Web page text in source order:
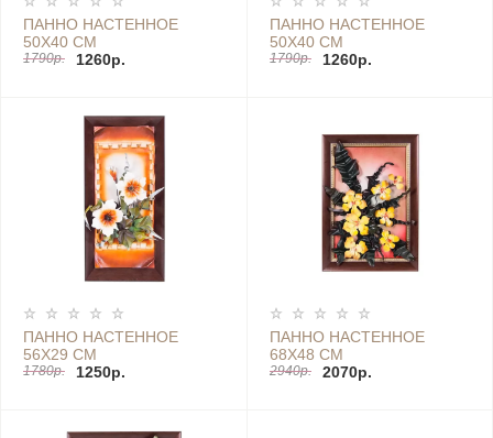
ПАННО НАСТЕННОЕ
50Х40 СМ
1790р. 1260р.
ПАННО НАСТЕННОЕ
50Х40 СМ
1790р. 1260р.
ПАННО НАСТЕННОЕ
56Х29 СМ
1780р. 1250р.
ПАННО НАСТЕННОЕ
68Х48 СМ
2940р. 2070р.